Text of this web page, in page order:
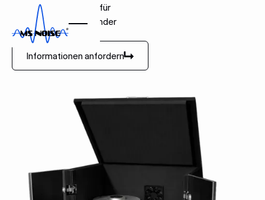
Schallschutzgehäuse für
Labormischer und Blender
Informationen anfordern
Informationen anfordern